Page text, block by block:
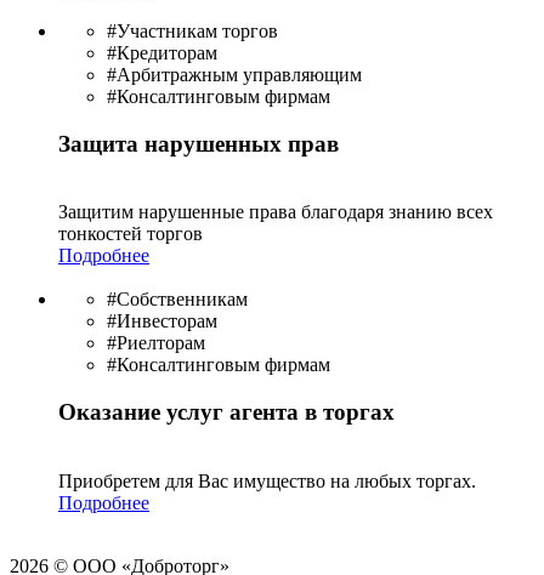
#Участникам торгов
#Кредиторам
#Арбитражным управляющим
#Консалтинговым фирмам
Защита нарушенных прав
Защитим нарушенные права благодаря знанию всех
тонкостей торгов
Подробнее
#Собственникам
#Инвесторам
#Риелторам
#Консалтинговым фирмам
Оказание услуг агента в торгах
Приобретем для Вас имущество на любых торгах.
Подробнее
2026 © ООО «Доброторг»